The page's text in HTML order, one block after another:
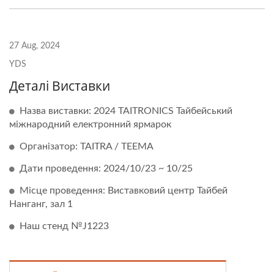
27 Aug, 2024
YDS
Деталі Виставки
Назва виставки: 2024 TAITRONICS Тайбейський
міжнародний електронний ярмарок
Організатор: TAITRA / TEEMA
Дати проведення: 2024/10/23 ~ 10/25
Місце проведення: Виставковий центр Тайбей
Нанганг, зал 1
Наш стенд №J1223